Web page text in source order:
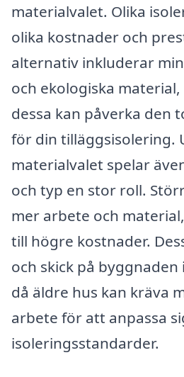
materialvalet. Olika
olika kostnader och
alternativ inkluderar
och ekologiska
dessa kan påverka den
för din tilläggsisolering.
materialvalet spelar
och typ en stor roll.
mer arbete och
till högre kostnader.
och skick på
då äldre hus kan kräva
arbete för att anpassa
isoleringsstandarder.